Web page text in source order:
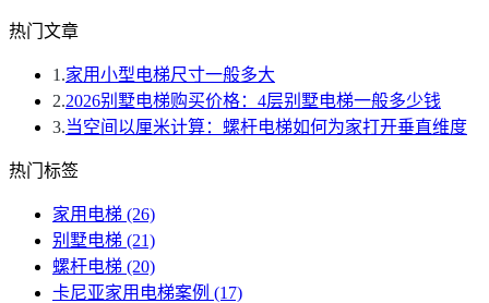
热门文章
1.家用小型电梯尺寸一般多大
2.2026别墅电梯购买价格：4层别墅电梯一般多少钱
3.当空间以厘米计算：螺杆电梯如何为家打开垂直维度
热门标签
家用电梯 (26)
别墅电梯 (21)
螺杆电梯 (20)
卡尼亚家用电梯案例 (17)